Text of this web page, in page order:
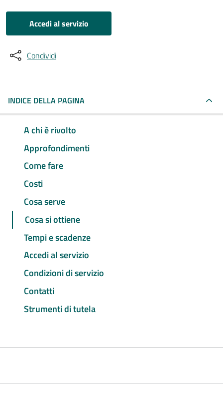
Accedi al servizio
Condividi
INDICE DELLA PAGINA
A chi è rivolto
Approfondimenti
Come fare
Costi
Cosa serve
Cosa si ottiene
Tempi e scadenze
Accedi al servizio
Condizioni di servizio
Contatti
Strumenti di tutela